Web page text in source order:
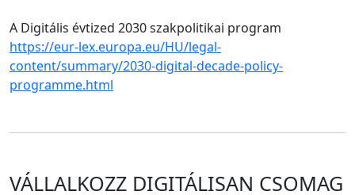
A Digitális évtized 2030 szakpolitikai program
https://eur-lex.europa.eu/HU/legal-
content/summary/2030-digital-decade-policy-
programme.html
VÁLLALKOZZ DIGITÁLISAN CSOMAG